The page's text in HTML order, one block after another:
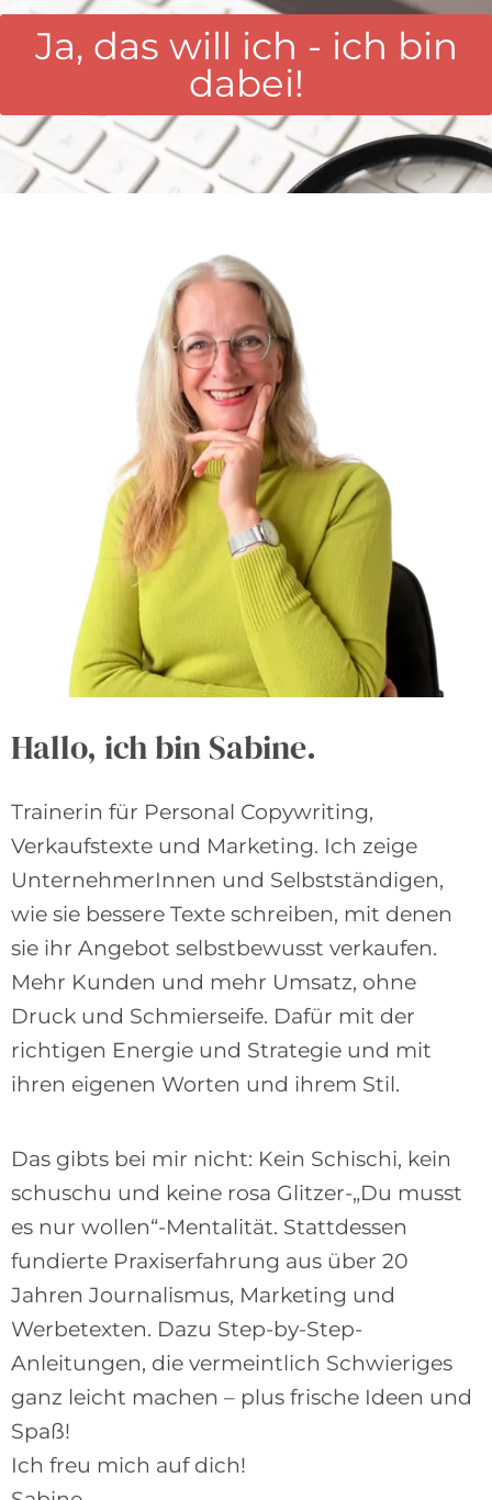
Ja, das will ich - ich bin
dabei!
Hallo, ich bin Sabine.
Trainerin für Personal Copywriting,
Verkaufstexte und Marketing. Ich zeige
UnternehmerInnen und Selbstständigen,
wie sie bessere Texte schreiben, mit denen
sie ihr Angebot selbstbewusst verkaufen.
Mehr Kunden und mehr Umsatz, ohne
Druck und Schmierseife. Dafür mit der
richtigen Energie und Strategie und mit
ihren eigenen Worten und ihrem Stil.
Das gibts bei mir nicht: Kein Schischi, kein
schuschu und keine rosa Glitzer-„Du musst
es nur wollen“-Mentalität. Stattdessen
fundierte Praxiserfahrung aus über 20
Jahren Journalismus, Marketing und
Werbetexten. Dazu Step-by-Step-
Anleitungen, die vermeintlich Schwieriges
ganz leicht machen – plus frische Ideen und
Spaß!
Ich freu mich auf dich!